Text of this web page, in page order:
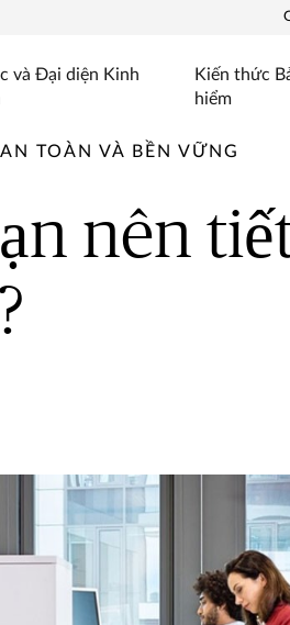
và Đại diện Kinh
Kiến thức
hiểm
TOÀN VÀ BỀN VỮNG
nên